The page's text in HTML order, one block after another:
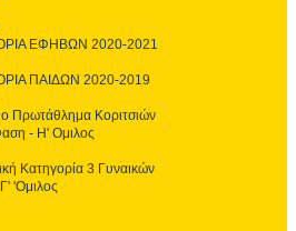
ΕΦΗΒΩΝ 2020-2021
ΠΑΙΔΩΝ 2020-2019
Πρωτάθλημα Κοριτσιών
- H' Ομιλος
Κατηγορία 3 Γυναικών
'Ομιλος